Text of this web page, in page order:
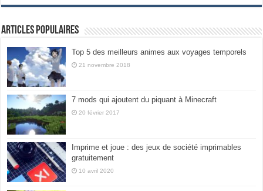
Articles populaires
Top 5 des meilleurs animes aux voyages temporels
21 novembre 2018
7 mods qui ajoutent du piquant à Minecraft
20 février 2017
Imprime et joue : des jeux de société imprimables
gratuitement
10 avril 2020